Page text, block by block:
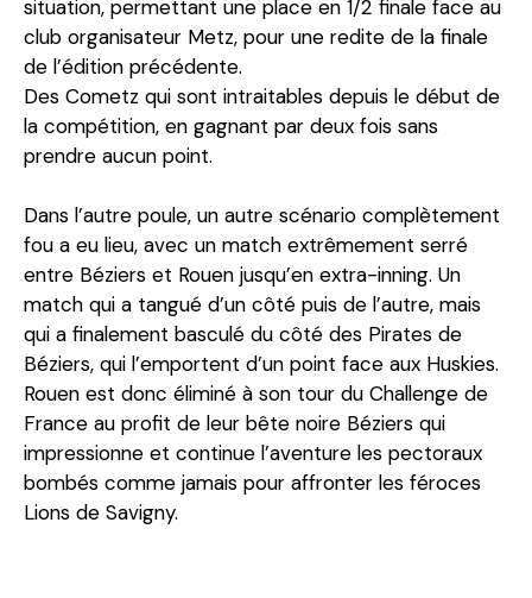
situation, permettant une place en 1/2 finale face au
club organisateur Metz, pour une redite de la finale
de l’édition précédente.
Des Cometz qui sont intraitables depuis le début de
la compétition, en gagnant par deux fois sans
prendre aucun point.
Dans l’autre poule, un autre scénario complètement
fou a eu lieu, avec un match extrêmement serré
entre Béziers et Rouen jusqu’en extra-inning. Un
match qui a tangué d’un côté puis de l’autre, mais
qui a finalement basculé du côté des Pirates de
Béziers, qui l’emportent d’un point face aux Huskies.
Rouen est donc éliminé à son tour du Challenge de
France au profit de leur bête noire Béziers qui
impressionne et continue l’aventure les pectoraux
bombés comme jamais pour affronter les féroces
Lions de Savigny.